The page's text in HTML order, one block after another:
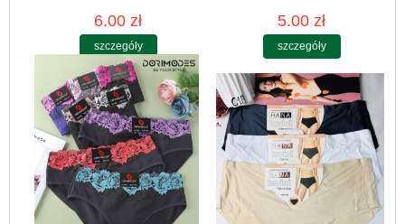
6.00 zł
szczegóły
5.00 zł
szczegóły